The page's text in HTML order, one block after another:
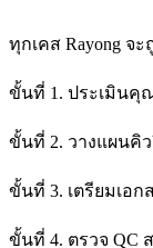
ทุกเคส Rayong จ
ขั้นที่ 1. ประเมินคุ
ขั้นที่ 2. วางแผนคิ
ขั้นที่ 3. เตรียมเอ
ขั้นที่ 4. ตรวจ QC